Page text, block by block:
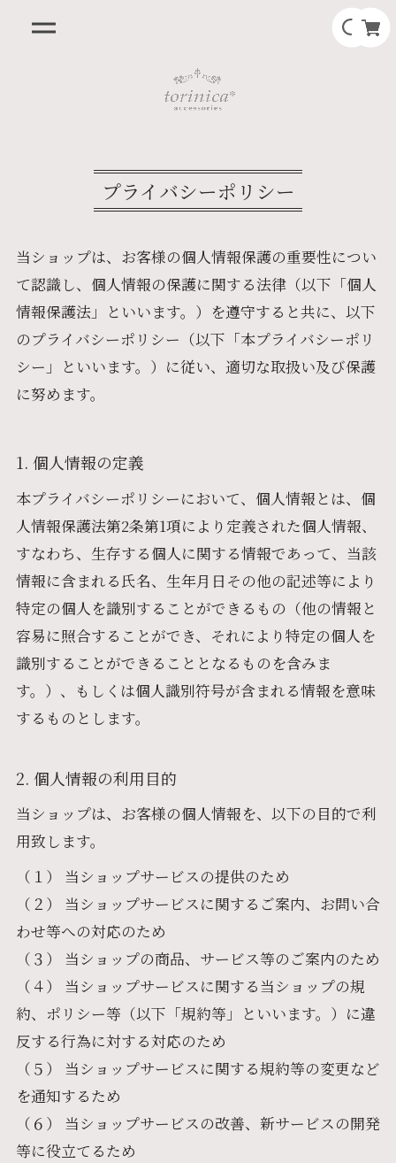
プライバシーポリシー
当ショップは、お客様の個人情報保護の重要性につい
て認識し、個人情報の保護に関する法律（以下「個人
情報保護法」といいます。）を遵守すると共に、以下
のプライバシーポリシー（以下「本プライバシーポリ
シー」といいます。）に従い、適切な取扱い及び保護
に努めます。
1. 個人情報の定義
本プライバシーポリシーにおいて、個人情報とは、個
人情報保護法第2条第1項により定義された個人情報、
すなわち、生存する個人に関する情報であって、当該
情報に含まれる氏名、生年月日その他の記述等により
特定の個人を識別することができるもの（他の情報と
容易に照合することができ、それにより特定の個人を
識別することができることとなるものを含みま
す。）、もしくは個人識別符号が含まれる情報を意味
するものとします。
2. 個人情報の利用目的
当ショップは、お客様の個人情報を、以下の目的で利
用致します。
（１） 当ショップサービスの提供のため
（２） 当ショップサービスに関するご案内、お問い合
わせ等への対応のため
（３） 当ショップの商品、サービス等のご案内のため
（４） 当ショップサービスに関する当ショップの規
約、ポリシー等（以下「規約等」といいます。）に違
反する行為に対する対応のため
（５） 当ショップサービスに関する規約等の変更など
を通知するため
（６） 当ショップサービスの改善、新サービスの開発
等に役立てるため